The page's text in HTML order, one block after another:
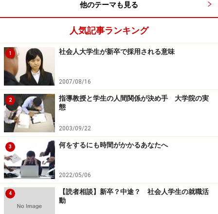
他のテーマも見る
人気記事ランキング
1 社会人大学生が新卒で採用される意味
2007/08/16
2
指導教授と学生の人間関係が決め手 大学院の実
態
2003/09/22
3 何をするにも時間がかかるあなたへ
2022/05/06
4
【読者相談】新卒？中途？ 社会人学生の就職活
動